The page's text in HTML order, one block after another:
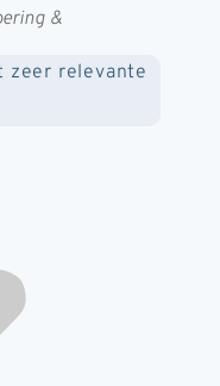
&
zeer relevante